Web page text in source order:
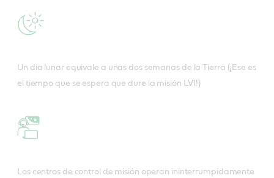
Un día lunar equivale a unas dos semanas de la Tierra (¡Ese es
el tiempo que se espera que dure la misión LV1!)
Los centros de control de misión operan ininterrumpidamente